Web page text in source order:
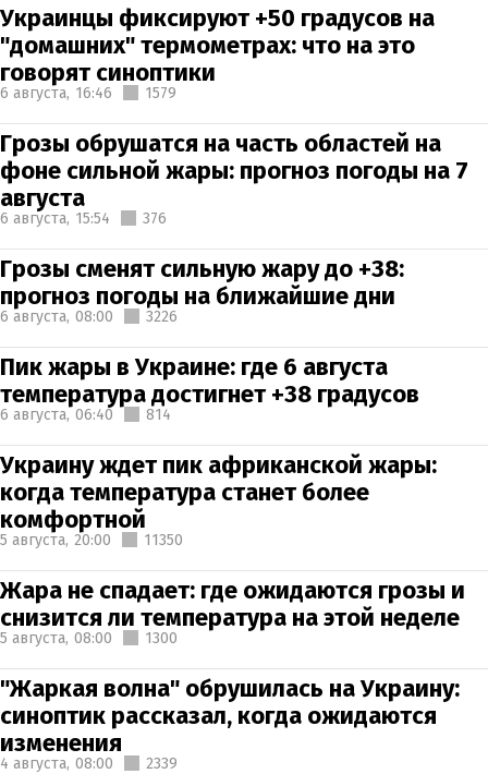
Украинцы фиксируют +50 градусов на
"домашних" термометрах: что на это
говорят синоптики
6 августа, 16:46 1579
Грозы обрушатся на часть областей на
фоне сильной жары: прогноз погоды на 7
августа
6 августа, 15:54 376
Грозы сменят сильную жару до +38:
прогноз погоды на ближайшие дни
6 августа, 08:00 3226
Пик жары в Украине: где 6 августа
температура достигнет +38 градусов
6 августа, 06:40 814
Украину ждет пик африканской жары:
когда температура станет более
комфортной
5 августа, 20:00 11350
Жара не спадает: где ожидаются грозы и
снизится ли температура на этой неделе
5 августа, 08:00 1300
"Жаркая волна" обрушилась на Украину:
синоптик рассказал, когда ожидаются
изменения
4 августа, 08:00 2339